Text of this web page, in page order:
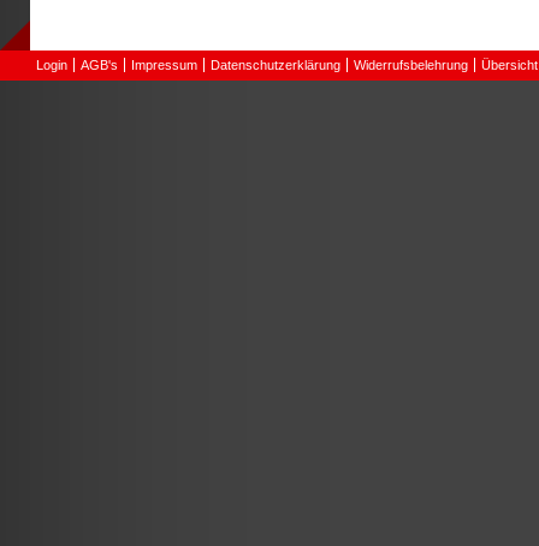
Login AGB's Impressum Datenschutzerklärung Widerrufsbelehrung